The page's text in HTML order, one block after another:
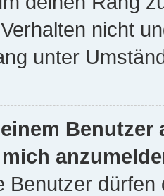
nicht
unter
Benutzer